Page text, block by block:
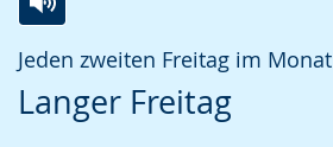
Jeden zweiten Freitag im Monat
Langer Freitag
Leichten
Sprache
Audio-
Unterstützung.
Video
in